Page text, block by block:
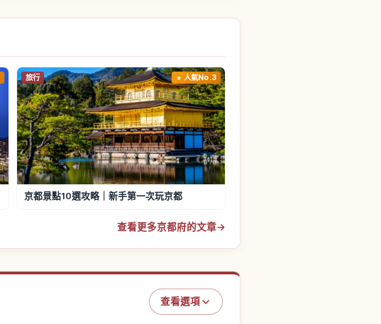
旅行 人氣No.3
京都景點10選攻略｜新手第一次玩京都
查看更多京都府的文章→
查看選項